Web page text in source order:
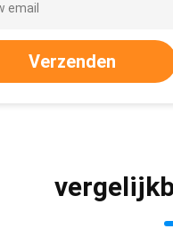
Verzenden